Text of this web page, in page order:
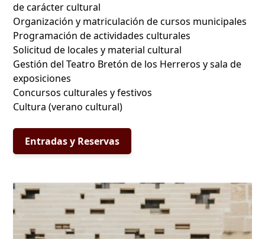
de carácter cultural
Organización y matriculación de cursos municipales
Programación de actividades culturales
Solicitud de locales y material cultural
Gestión del Teatro Bretón de los Herreros y sala de
exposiciones
Concursos culturales y festivos
Cultura (verano cultural)
Entradas y Reservas